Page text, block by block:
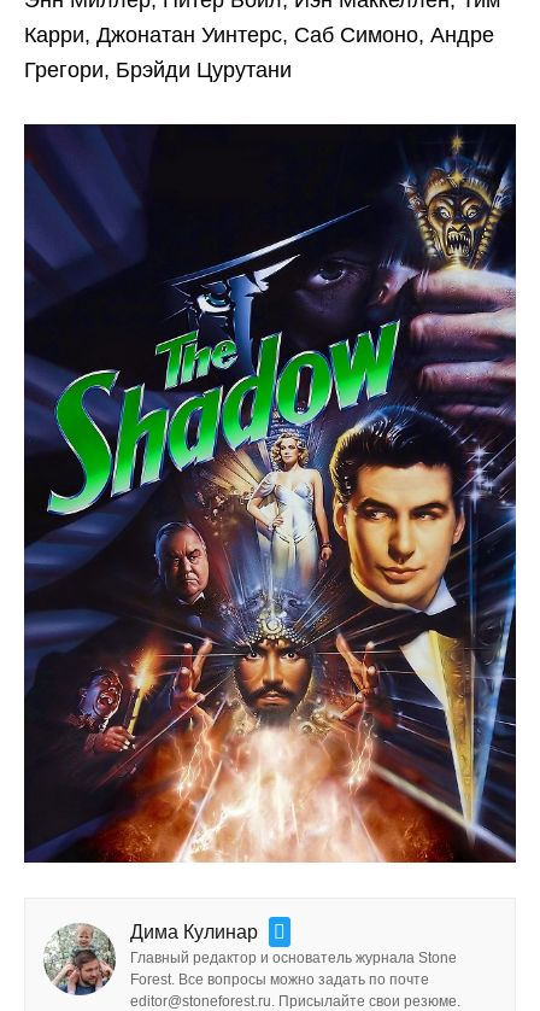
Карри, Джонатан Уинтерс, Саб Симоно, Андре
Грегори, Брэйди Цурутани
Дима Кулинар
Главный редактор и основатель журнала Stone
Forest. Все вопросы можно задать по почте
editor@stoneforest.ru. Присылайте свои резюме.